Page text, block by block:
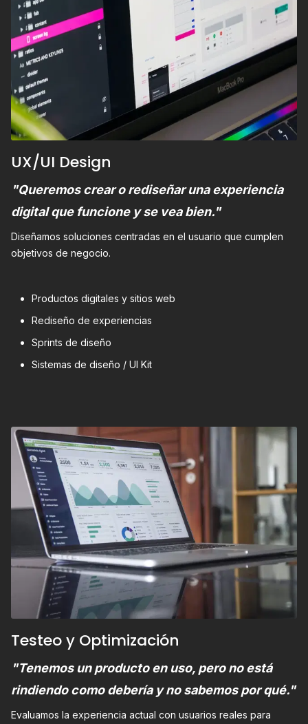
UX/UI Design
"Queremos crear o rediseñar una experiencia
digital que funcione y se vea bien."
Diseñamos soluciones centradas en el usuario que cumplen
objetivos de negocio.
Productos digitales y sitios web
Rediseño de experiencias
Sprints de diseño
Sistemas de diseño / UI Kit
Testeo y Optimización
"Tenemos un producto en uso, pero no está
rindiendo como debería y no sabemos por qué."
Evaluamos la experiencia actual con usuarios reales para